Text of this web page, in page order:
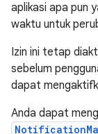
aplikasi apa pun
waktu untuk
Izin ini tetap
sebelum
dapat
Anda dapat